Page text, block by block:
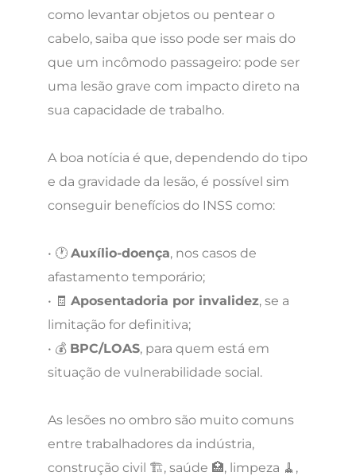
como levantar objetos ou pentear o
cabelo, saiba que isso pode ser mais do
que um incômodo passageiro: pode ser
uma lesão grave com impacto direto na
sua capacidade de trabalho.
A boa notícia é que, dependendo do tipo
e da gravidade da lesão, é possível sim
conseguir benefícios do INSS como:
• 🕐 Auxílio-doença, nos casos de
afastamento temporário;
• 🧾 Aposentadoria por invalidez, se a
limitação for definitiva;
• 💰 BPC/LOAS, para quem está em
situação de vulnerabilidade social.
As lesões no ombro são muito comuns
entre trabalhadores da indústria,
construção civil 🏗️, saúde 🏥, limpeza 🧹,